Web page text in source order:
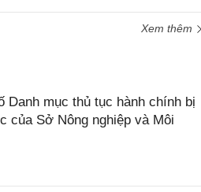
Xem thêm
Danh mục thủ tục hành chính bị
của Sở Nông nghiệp và Môi